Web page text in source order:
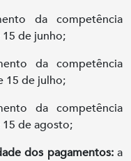
da competência
de junho;
da competência
15 de julho;
da competência
de agosto;
dos pagamentos:a